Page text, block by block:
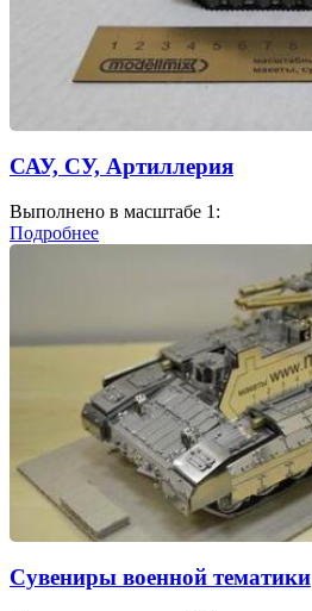
САУ, СУ, Артиллерия
Выполнено в масштабе 1:
Подробнее
Сувениры военной тематики